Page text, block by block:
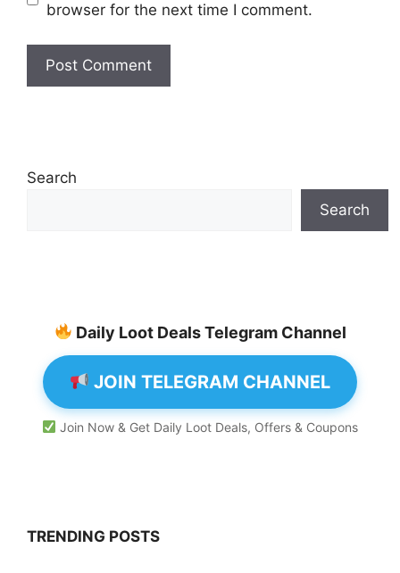
browser for the next time I comment.
Search
Search
Daily Loot Deals Telegram Channel
JOIN TELEGRAM CHANNEL
Join Now & Get Daily Loot Deals, Offers & Coupons
TRENDING POSTS